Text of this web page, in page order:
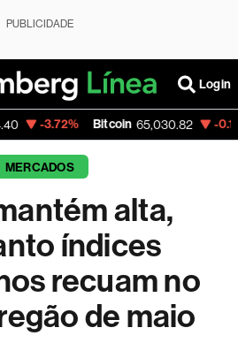
PUBLICIDADE
Login
Bitcoin 65,030.82 -0.11% Ibov
MERCADOS
alta,
índices
recuam no
de maio